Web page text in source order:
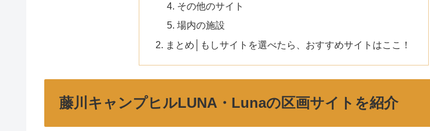
その他のサイト
場内の施設
まとめ│もしサイトを選べたら、おすすめサイトはここ！
藤川キャンプヒルLUNA・Lunaの区画サイトを紹介